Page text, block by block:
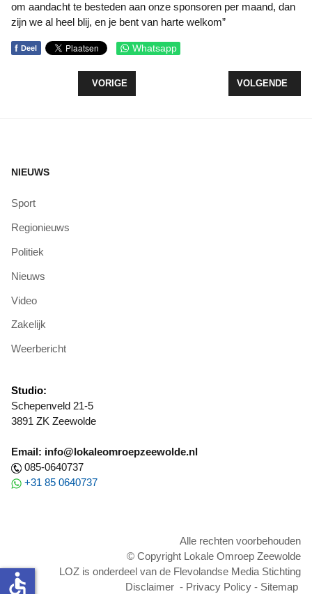
om aandacht te besteden aan onze sponsoren per maand, dan
zijn we al heel blij, en je bent van harte welkom”
f Deel Whatsapp
VORIG ARTIKEL: ZEEWOLDE AZC DOET MEE
VORIGE VOLGENDE
VOLGENDE
NIEUWS
Sport
Regionieuws
Politiek
Nieuws
Video
Zakelijk
Weerbericht
Studio:
Schepenveld 21-5
3891 ZK Zeewolde
Email: info@lokaleomroepzeewolde.nl
085-0640737
+31 85 0640737
Alle rechten voorbehouden
© Copyright Lokale Omroep Zeewolde
LOZ is onderdeel van de Flevolandse Media Stichting
Disclaimer - Privacy Policy - Sitemap
accessible